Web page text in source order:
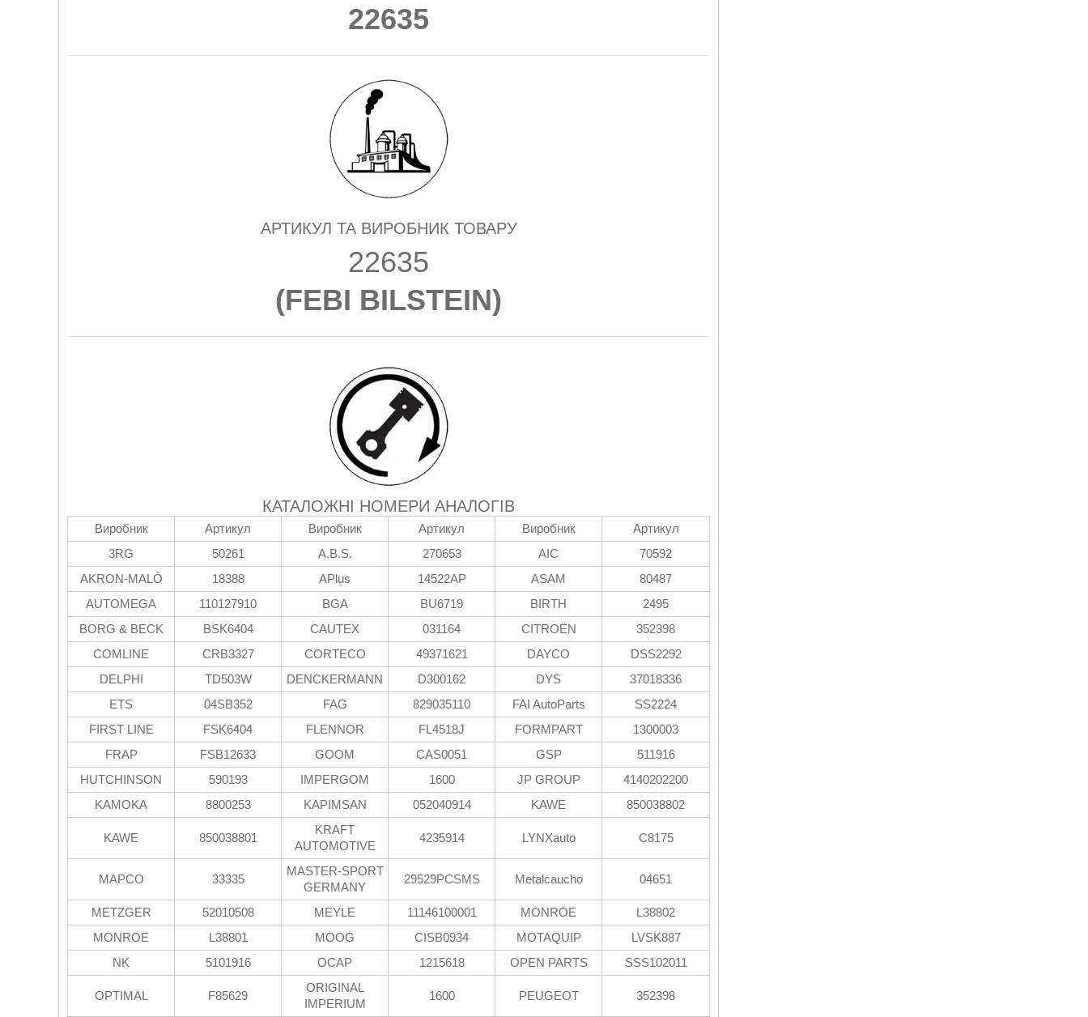
22635
АРТИКУЛ ТА ВИРОБНИК ТОВАРУ
22635
(FEBI BILSTEIN)
КАТАЛОЖНІ НОМЕРИ АНАЛОГІВ
Виробник Артикул Виробник Артикул Виробник
Артикул
3RG
50261 A.B.S. 270653 AIC
70592
AKRON-MALÒ
18388 APlus 14522AP ASAM
80487
AUTOMEGA
110127910 BGA BU6719 BIRTH
2495
BORG & BECK
BSK6404 CAUTEX 031164 CITROËN
352398
COMLINE
CRB3327 CORTECO 49371621 DAYCO
DSS2292
DELPHI
TD503W DENCKERMANN D300162 DYS
37018336
ETS
04SB352 FAG 829035110 FAI AutoParts
SS2224
FIRST LINE
FSK6404 FLENNOR FL4518J FORMPART
1300003
FRAP
FSB12633 GOOM CAS0051 GSP
511916
HUTCHINSON
590193 IMPERGOM 1600 JP GROUP
4140202200
KAMOKA
8800253 KAPIMSAN 052040914 KAWE 850038802
KAWE 850038801
KRAFT
AUTOMOTIVE
4235914 LYNXauto C8175
MAPCO 33335
MASTER-SPORT
GERMANY
29529PCSMS Metalcaucho 04651
METZGER 52010508 MEYLE 11146100001 MONROE
L38802
MONROE
L38801 MOOG CISB0934 MOTAQUIP
LVSK887
NK
5101916 OCAP 1215618 OPEN PARTS SSS102011
OPTIMAL F85629
ORIGINAL
IMPERIUM
1600 PEUGEOT 352398